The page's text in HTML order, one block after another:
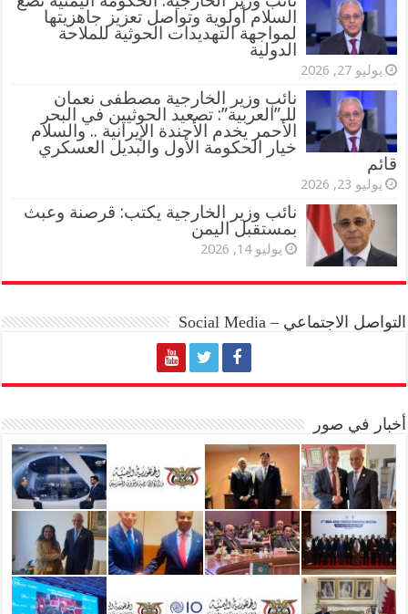
السلام أولوية وتواصل تعزيز جاهزيتها
لمواجهة التهديدات الحوثية للملاحة
الدولية
يوليو 27, 2026
نائب وزير الخارجية مصطفى نعمان
للـ”العربية”: تصعيد الحوثيين في البحر
الأحمر يخدم الأجندة الإيرانية .. والسلام
خيار الحكومة الأول والبديل العسكري
قائم
يوليو 23, 2026
نائب وزير الخارجية يكتب: قرصنة وعبث
بمستقبل اليمن
يوليو 14, 2026
التواصل الاجتماعي – Social Media
أخبار في صور